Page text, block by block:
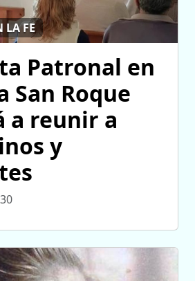
LA FE
Patronal en
San Roque
a reunir a
y